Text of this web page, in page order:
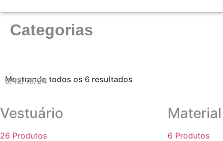
Categorias
Mostrando todos os 6 resultados
8 12 18 24
Vestuário
26 Produtos 6 Produtos